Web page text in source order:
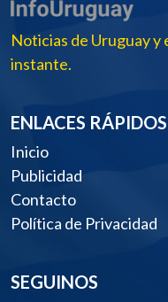
Noticias de Uruguay y
instante.
ENLACES RÁPIDOS
Inicio
Publicidad
Contacto
Política de Privacidad
SEGUINOS